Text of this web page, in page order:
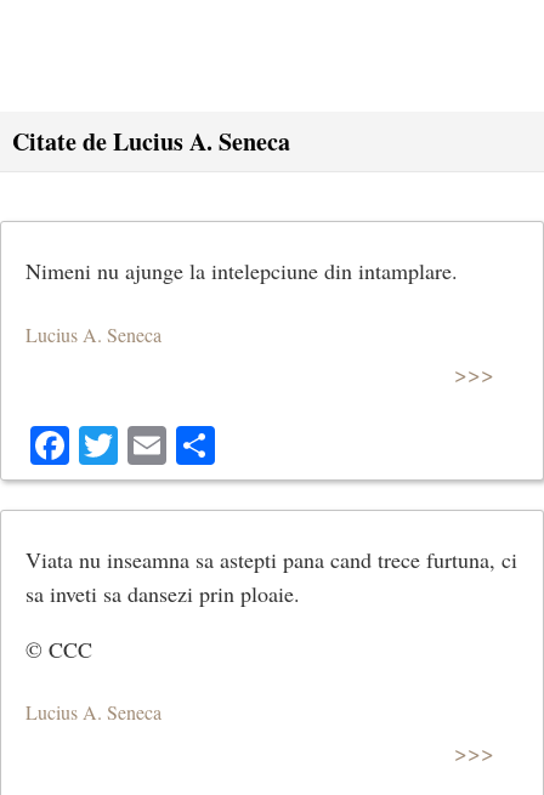
Citate de Lucius A. Seneca
Nimeni nu ajunge la intelepciune din intamplare.
Lucius A. Seneca
>>>
Facebook
Twitter
Email
Viata nu inseamna sa astepti pana cand trece furtuna, ci
sa inveti sa dansezi prin ploaie.
© CCC
Lucius A. Seneca
>>>